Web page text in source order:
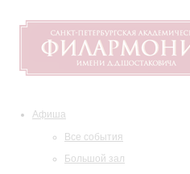
Афиша
Все события
Большой зал